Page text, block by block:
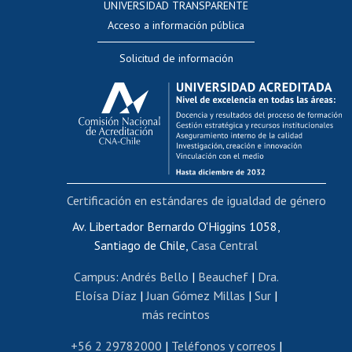
Evaluación docente
Calificación académica
Postulación al AUCAI
Funcionarias/os
Cursos internos de capacitación
Bienestar del personal
Portal de movilidad interna
Certificado de renta
Certificado de renta honorarios
Editar páginas blancas
Extranjeras/os
Revalidación y reconocimiento de títulos
UNIVERSIDAD TRANSPARENTE
Acceso a información pública
Solicitud de información
Av. Libertador Bernardo O'Higgins 1058,
Santiago de Chile, Casa Central
Campus: Andrés Bello | Beauchef| Dra.
Eloísa Díaz |Juan Gómez Millas | Sur |
más recintos
+56 2 29782000 | Teléfonos y correos |
Certificación en estándares de igualdad de género